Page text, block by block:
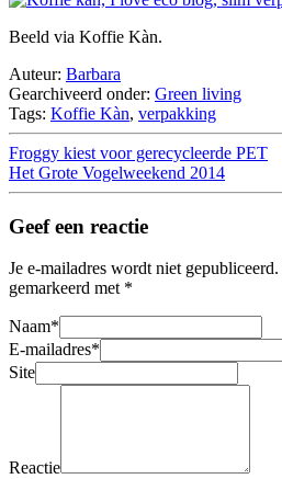
Beeld via Koffie Kàn.
Auteur: Barbara
Gearchiveerd onder: Green living
Tags: Koffie Kàn, verpakking
Froggy kiest voor gerecycleerde PET
Het Grote Vogelweekend 2014
Geef een reactie
Je e-mailadres wordt niet gepubliceerd.
gemarkeerd met *
Naam*
E-mailadres*
Site
Reactie